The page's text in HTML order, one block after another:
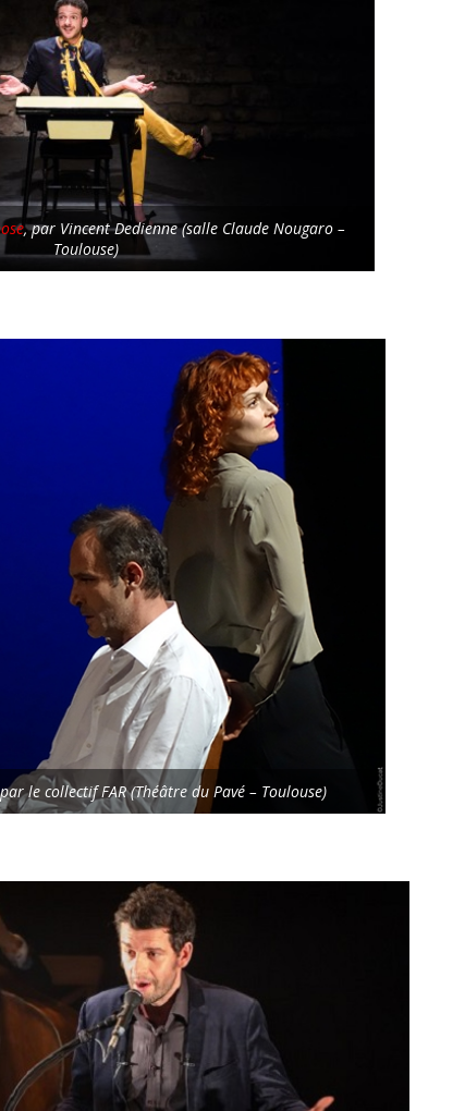
, par Vincent Dedienne (salle Claude Nougaro –
Toulouse)
le collectif FAR (Théâtre du Pavé – Toulouse)